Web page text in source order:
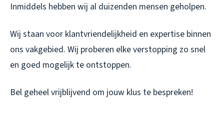
Inmiddels hebben wij al duizenden mensen geholpen.
Wij staan voor klantvriendelijkheid en expertise binnen
ons vakgebied. Wij proberen elke verstopping zo snel
en goed mogelijk te ontstoppen.
Bel geheel vrijblijvend om jouw klus te bespreken!​